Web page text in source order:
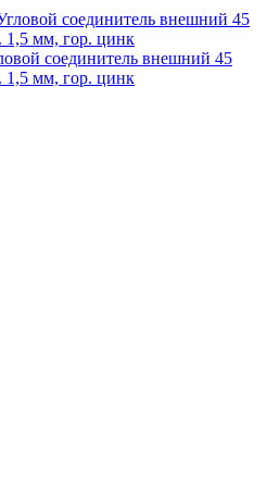
соединитель внешний 45
1,5 мм, гор. цинк